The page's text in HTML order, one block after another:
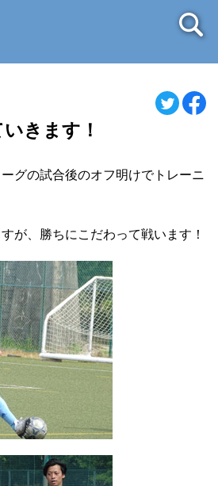
きます！
グの試合後のオフ明けでトレーニ
が、勝ちにこだわって戦います！